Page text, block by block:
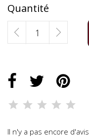
Quantité
Il n'y a pas encore d'avis.